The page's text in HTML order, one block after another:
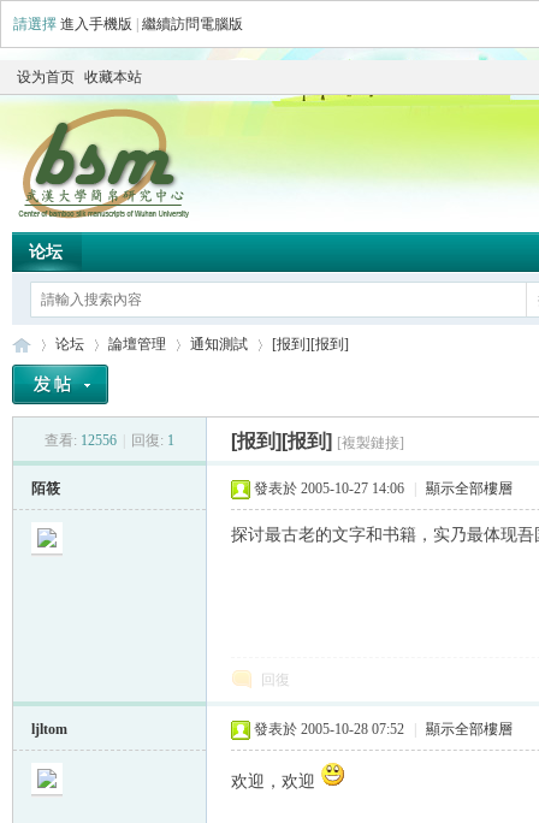
請選擇 進入手機版 繼續訪問電腦版
设为首页 收藏本站
论坛
论坛
›
論壇管理
›
通知測試
›
[报到][报到]
查看: 12556 回復: 1 [报到][报到] [複製鏈接]
陌筱 發表於 2005-10-27 14:06 顯示全部樓層
探讨最古老的文字和书籍，实乃最体现
回復
ljltom 發表於 2005-10-28 07:52 顯示全部樓層
欢迎，欢迎